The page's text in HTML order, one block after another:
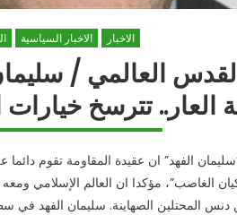
الاخبار الاخبار السياسية
العالمي /
تترسخ خيارات
الفهد” ان عقيدة المقاومة تقوم
الغاصب”، مؤكدا ان العالم الإسلامي
دنس المحتلين الصهاينة. سليمان الفهد